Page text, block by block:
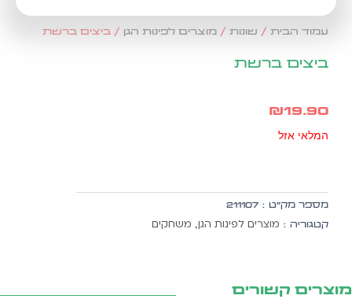
עמוד הבית/שונות/מוצרים לפינות הגן/ ביצים ברשת
ביצים ברשת
₪19.90
המלאי אזל
מספר מק״ט :211107
קטגוריה : מוצרים לפינות הגן ,משחקים
קשורים